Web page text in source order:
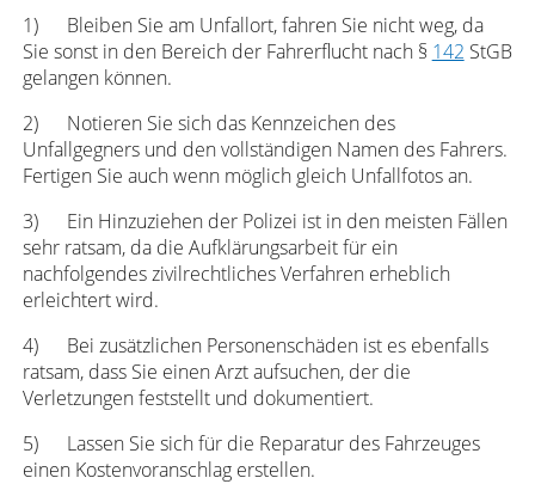
1) Bleiben Sie am Unfallort, fahren Sie nicht weg, da
Sie sonst in den Bereich der Fahrerflucht nach § 142 StGB
gelangen können.
2) Notieren Sie sich das Kennzeichen des
Unfallgegners und den vollständigen Namen des Fahrers.
Fertigen Sie auch wenn möglich gleich Unfallfotos an.
3) Ein Hinzuziehen der Polizei ist in den meisten Fällen
sehr ratsam, da die Aufklärungsarbeit für ein
nachfolgendes zivilrechtliches Verfahren erheblich
erleichtert wird.
4) Bei zusätzlichen Personenschäden ist es ebenfalls
ratsam, dass Sie einen Arzt aufsuchen, der die
Verletzungen feststellt und dokumentiert.
5) Lassen Sie sich für die Reparatur des Fahrzeuges
einen Kostenvoranschlag erstellen.